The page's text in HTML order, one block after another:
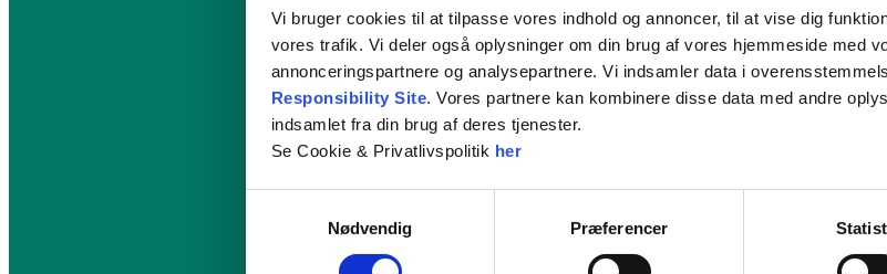
Vi bruger cookies til at tilpasse vores indhold og annoncer, til at vise dig
vores trafik. Vi deler også oplysninger om din brug af vores hjemmeside med
annonceringspartnere og analysepartnere. Vi indsamler data i
Responsibility Site. Vores partnere kan kombinere disse data med andre
indsamlet fra din brug af deres tjenester.
Se Cookie & Privatlivspolitik her
Nødvendig
Præferencer